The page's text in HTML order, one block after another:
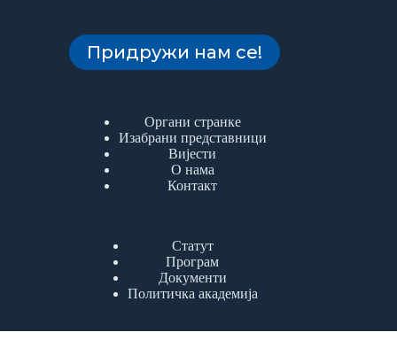
Придружи нам се!
Органи странке
Изабрани представници
Вијести
О нама
Контакт
Статут
Програм
Документи
Политичка академија